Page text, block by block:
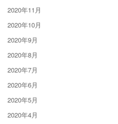
2020年11月
2020年10月
2020年9月
2020年8月
2020年7月
2020年6月
2020年5月
2020年4月